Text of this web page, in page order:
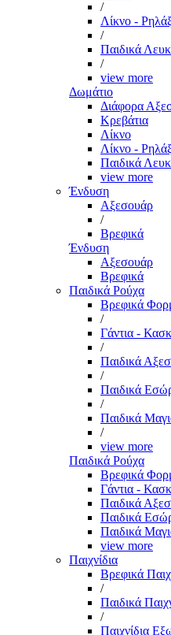
/
Λίκνο - Ρηλάξ
/
Παιδικά
/
view more
Δωμάτιο
Διάφορα
Κρεβάτια
Λίκνο
Λίκνο - Ρηλάξ
Παιδικά
view more
Ένδυση
Αξεσουάρ
/
Βρεφικά
Ένδυση
Αξεσουάρ
Βρεφικά
Παιδικά Ρούχα
Βρεφικά
/
Γάντια -
/
Παιδικά
/
Παιδικά
/
Παιδικά
/
view more
Παιδικά Ρούχα
Βρεφικά
Γάντια -
Παιδικά
Παιδικά
Παιδικά
view more
Παιχνίδια
Βρεφικά
/
Παιδικά
/
Παιχνίδια